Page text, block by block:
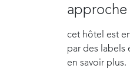
cet hôtel est
par des labels
en savoir plus.